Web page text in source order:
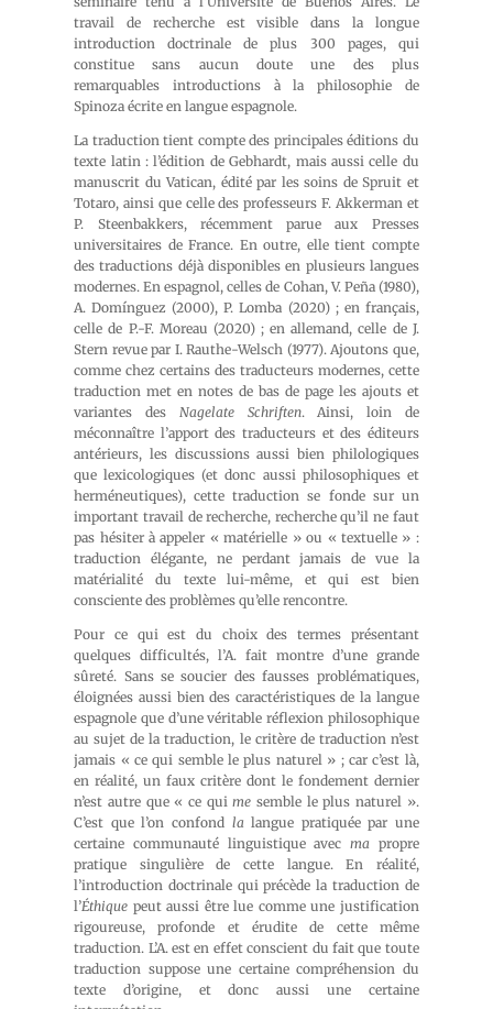
travail de recherche est visible dans la longue
introduction doctrinale de plus 300 pages, qui
constitue sans aucun doute une des plus
remarquables introductions à la philosophie de
Spinoza écrite en langue espagnole.
La traduction tient compte des principales éditions du
texte latin : l’édition de Gebhardt, mais aussi celle du
manuscrit du Vatican, édité par les soins de Spruit et
Totaro, ainsi que celle des professeurs F. Akkerman et
P. Steenbakkers, récemment parue aux Presses
universitaires de France. En outre, elle tient compte
des traductions déjà disponibles en plusieurs langues
modernes. En espagnol, celles de Cohan, V. Peña (1980),
A. Domínguez (2000), P. Lomba (2020) ; en français,
celle de P.-F. Moreau (2020) ; en allemand, celle de J.
Stern revue par I. Rauthe-Welsch (1977). Ajoutons que,
comme chez certains des traducteurs modernes, cette
traduction met en notes de bas de page les ajouts et
variantes des Nagelate Schriften. Ainsi, loin de
méconnaître l’apport des traducteurs et des éditeurs
antérieurs, les discussions aussi bien philologiques
que lexicologiques (et donc aussi philosophiques et
herméneutiques), cette traduction se fonde sur un
important travail de recherche, recherche qu’il ne faut
pas hésiter à appeler « matérielle » ou « textuelle » :
traduction élégante, ne perdant jamais de vue la
matérialité du texte lui-même, et qui est bien
consciente des problèmes qu’elle rencontre.
Pour ce qui est du choix des termes présentant
quelques difficultés, l’A. fait montre d’une grande
sûreté. Sans se soucier des fausses problématiques,
éloignées aussi bien des caractéristiques de la langue
espagnole que d’une véritable réflexion philosophique
au sujet de la traduction, le critère de traduction n’est
jamais « ce qui semble le plus naturel » ; car c’est là,
en réalité, un faux critère dont le fondement dernier
n’est autre que « ce quime semble le plus naturel ».
C’est que l’on confond lalangue pratiquée par une
certaine communauté linguistique avecma propre
pratique singulière de cette langue. En réalité,
l’introduction doctrinale qui précède la traduction de
l’Éthique peut aussi être lue comme une justification
rigoureuse, profonde et érudite de cette même
traduction. L’A. est en effet conscient du fait que toute
traduction suppose une certaine compréhension du
texte d’origine, et donc aussi une certaine